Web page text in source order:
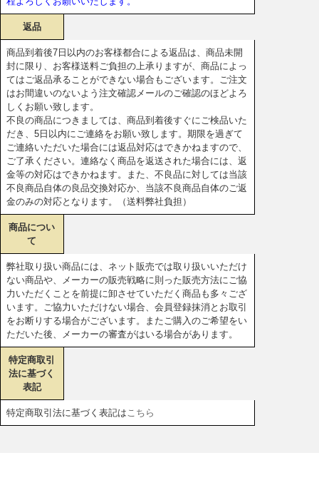
返品
商品到着後7日以内のお客様都合による返品は、商品未開
封に限り、お客様送料ご負担の上承りますが、商品によっ
てはご返品承ることができない場合もございます。ご注文
はお間違いのないよう注文確認メールのご確認のほどよろ
しくお願い致します。
不良の商品につきましては、商品到着後すぐにご検品いた
だき、5日以内にご連絡をお願い致します。期限を過ぎて
ご連絡いただいた場合には返品対応はできかねますので、
ご了承ください。連絡なく商品を返送された場合には、返
金等の対応はできかねます。また、不良品に対しては当該
不良商品自体の良品交換対応か、当該不良商品自体のご返
金のみの対応となります。（送料弊社負担）
商品につい
て
弊社取り扱い商品には、ネット販売では取り扱いいただけ
ない商品や、メーカーの販売戦略に則った販売方法にご協
力いただくことを前提に卸させていただく商品も多々ござ
います。ご協力いただけない場合、会員登録抹消とお取引
をお断りする場合がございます。またご購入のご希望をい
ただいた後、メーカーの審査がはいる場合があります。
特定商取引
法に基づく
表記
特定商取引法に基づく表記は こちら